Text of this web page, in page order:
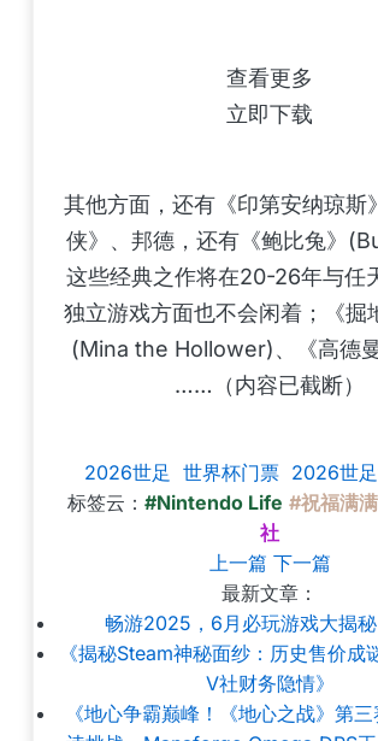
查看更多
立即下载
其他方面，还有《印第安纳琼斯
侠》、邦德，还有《鲍比兔》
这些经典之作将在20-26年与任
独立游戏方面也不会闲着；《掘
(Mina the Hollower)、《高德曼
……（内容已截断）
2026世足 世界杯门票 2026世
标签云： #Nintendo Life #祝福满满
社
上一篇 下一篇
最新文章：
畅游2025，6月必玩游戏大揭
《揭秘Steam神秘面纱：历史售价成
V社财务隐情》
《地心争霸巅峰！《地心之战》第